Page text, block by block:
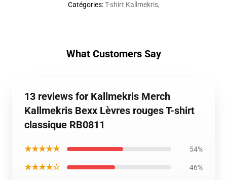
Catégories:T-shirt Kallmekris,
What Customers Say
13 reviews for Kallmekris Merch
Kallmekris Bexx Lèvres rouges T-shirt
classique RB0811
★★★★★ 54%
★★★★☆ 46%